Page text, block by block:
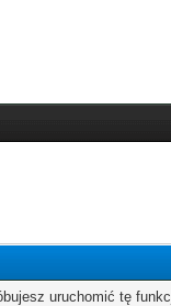
uruchomić tę